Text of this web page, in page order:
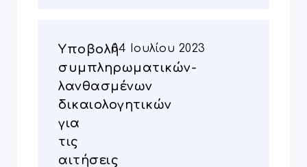
Yποβολή
συμπληρωματικών-
λανθασμένων
δικαιολογητικών
για
τις
αιτήσεις
04 Ιουλίου 2023